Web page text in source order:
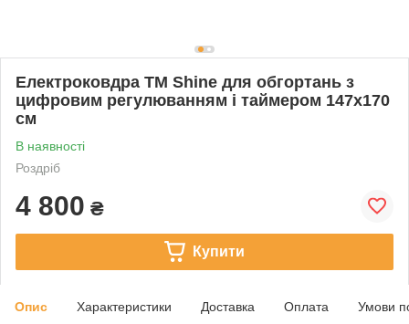
Електроковдра TM Shine для обгортань з
цифровим регулюванням і таймером 147х170
см
В наявності
Роздріб
4 800 ₴
Купити
Опис Характеристики Доставка Оплата Умови